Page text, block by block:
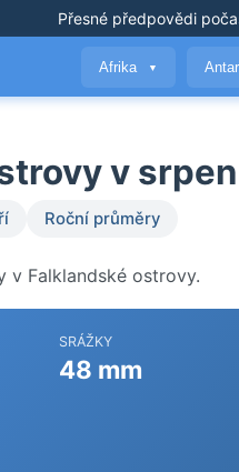
Přesné předpovědi
Afrika ▼
v srpen
Roční průměry
v Falklandské ostrovy.
SRÁŽKY
48 mm